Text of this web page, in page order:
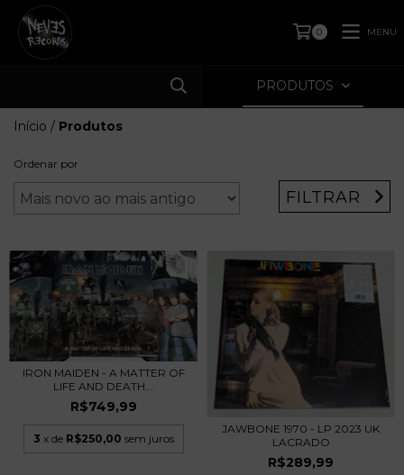
0 MENU
PRODUTOS
Início / Produtos
Ordenar por
FILTRAR
IRON MAIDEN - A MATTER OF
LIFE AND DEATH...
R$749,99
3 x de R$250,00 sem juros
JAWBONE 1970 - LP 2023 UK
LACRADO
R$289,99